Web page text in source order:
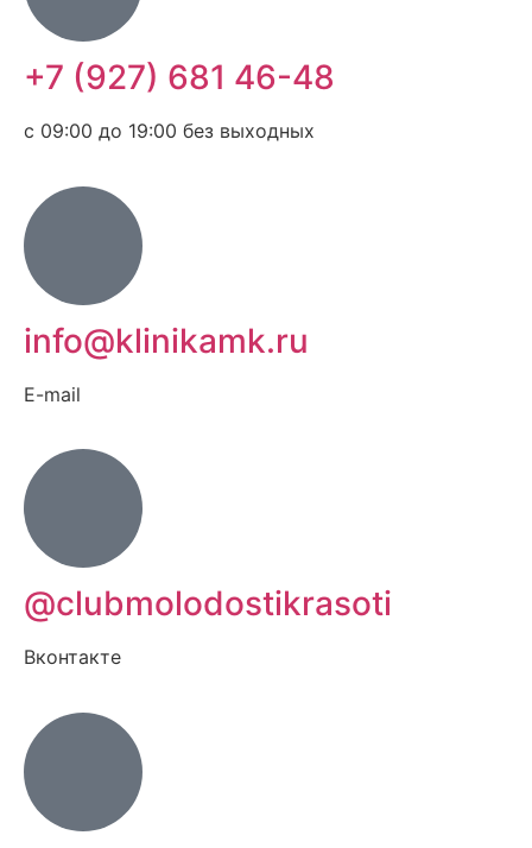
+7 (927) 681 46-48
с 09:00 до 19:00 без выходных
info@klinikamk.ru
E-mail
@clubmolodostikrasoti
Вконтакте